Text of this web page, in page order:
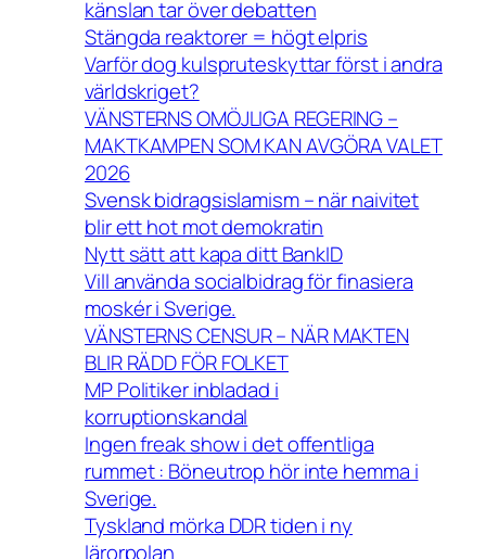
känslan tar över debatten
Stängda reaktorer = högt elpris
Varför dog kulspruteskyttar först i andra
världskriget?
VÄNSTERNS OMÖJLIGA REGERING –
MAKTKAMPEN SOM KAN AVGÖRA VALET
2026
Svensk bidragsislamism – när naivitet
blir ett hot mot demokratin
Nytt sätt att kapa ditt BankID
Vill använda socialbidrag för finasiera
moskér i Sverige.
VÄNSTERNS CENSUR – NÄR MAKTEN
BLIR RÄDD FÖR FOLKET
MP Politiker inbladad i
korruptionskandal
Ingen freak show i det offentliga
rummet : Böneutrop hör inte hemma i
Sverige.
Tyskland mörka DDR tiden i ny
lärorpolan